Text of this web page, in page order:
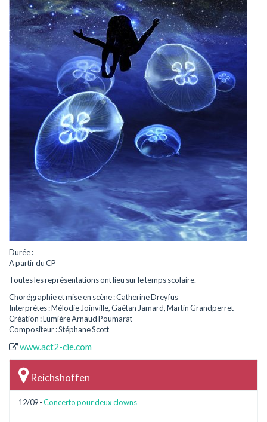
Durée :
A partir du CP
Toutes les représentations ont lieu sur le temps scolaire.
Chorégraphie et mise en scène : Catherine Dreyfus
Interprètes : Mélodie Joinville, Gaétan Jamard, Martin Grandperret
Création : Lumière Arnaud Poumarat
Compositeur : Stéphane Scott
www.act2-cie.com
Reichshoffen
12/09 -Concerto pour deux clowns